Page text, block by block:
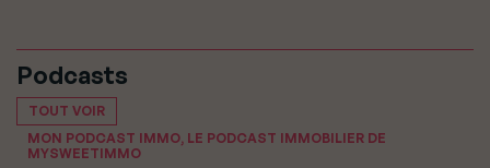
Podcasts
TOUT VOIR
MON PODCAST IMMO, LE PODCAST IMMOBILIER DE
MYSWEETIMMO